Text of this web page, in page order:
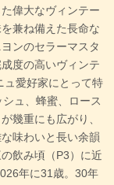
偉大なヴィンテー
兼ね備えた長命な
ンのセラーマスタ
度の高いヴィンテ
ュ愛好家にとって特
ュ、蜂蜜、ロース
幾重にも広がり、
味わいと長い余韻
飲み頃（P3）に近
年に31歳。30年